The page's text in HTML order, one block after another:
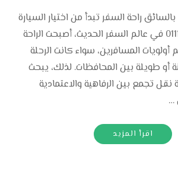
راحة السفر تبدأ من اختيار السيارة
المناسبة01119940301 في عالم السفر الحديث، أصبحت الراحة
المسافرين، سواء كانت الرحلة
أو طويلة بين المحافظات. لذلك، يبحث
تجمع بين الرفاهية والاعتمادية
…
اقرأ المزيد